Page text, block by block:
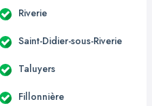
Riverie
Saint-Didier-sous-Riverie
Taluyers
Fillonnière